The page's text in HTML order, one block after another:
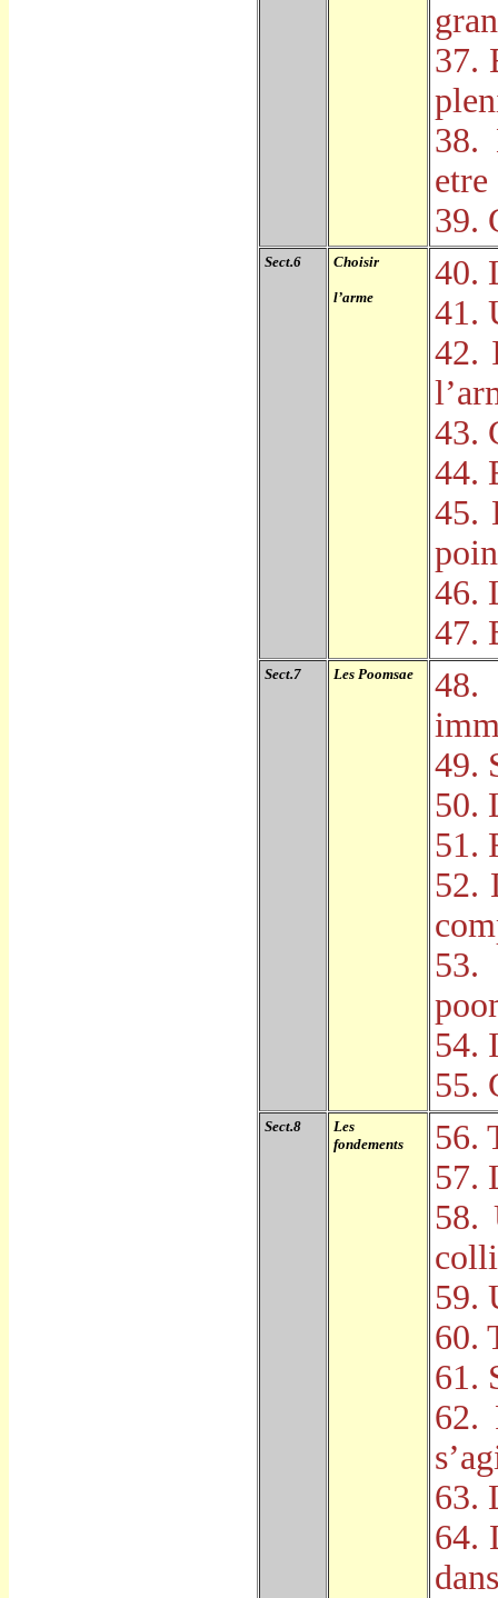
37.
39.
Sect.6 Choisir
l’arme
40.
41.
42.
l’
43.
44.
45.
46.
47.
Sect.7 Les Poomsae
48.
49.
50.
51.
52.
53.
54.
55.
Sect.8
Les
fondements
56.
57.
58.
59.
60.
61.
62.
s’
63.
64.